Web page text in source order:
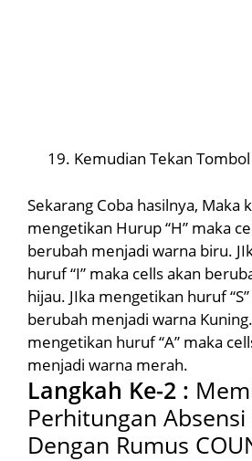
Kemudian Tekan Tombol
Sekarang Coba hasilnya, Maka
mengetikan Hurup “H” maka
berubah menjadi warna biru.
huruf “I” maka cells akan
hijau. JIka mengetikan huruf
berubah menjadi warna
mengetikan huruf “A” maka
menjadi warna merah.
Langkah Ke-2 :
Perhitungan
Dengan Rumus